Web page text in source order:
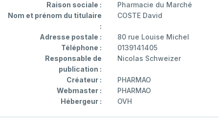
Raison sociale :
Pharmacie du Marché
Nom et prénom du titulaire
:
COSTE David
Adresse postale :
80 rue Louise Michel
Téléphone :
0139141405
Responsable de
publication :
Nicolas Schweizer
Créateur :
PHARMAO
Webmaster :
PHARMAO
Hébergeur :
OVH